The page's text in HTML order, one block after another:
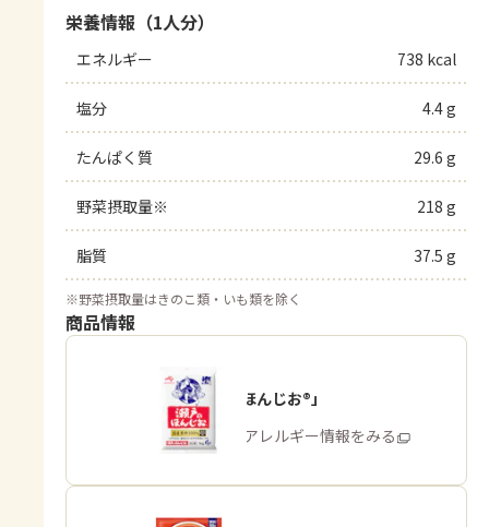
栄養情報（1人分）
エネルギー 738 kcal
塩分 4.4 g
たんぱく質 29.6 g
野菜摂取量※ 218 g
脂質 37.5 g
※野菜摂取量はきのこ類・いも類を除く
商品情報
「瀬戸のほんじお®」
商品・アレルギー情報をみる